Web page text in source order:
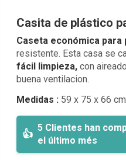
Casita de plástico
Caseta económica para
resistente. Esta casa se
fácil limpieza,con
buena ventilacion.
Medidas :59 x 75 x 66
5 Clientes han
el último més